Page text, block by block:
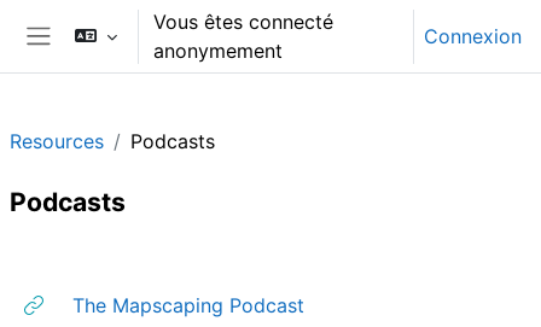
Passer au contenu principal
Panneau latéral
Vous êtes connecté
anonymement
Connexion
Resources Podcasts
Podcasts
The Mapscaping Podcast